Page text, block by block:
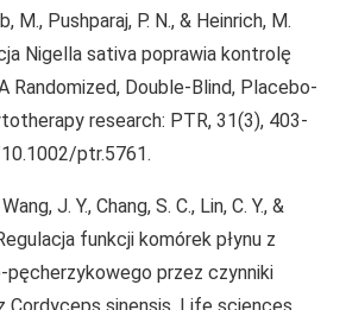
M., Pushparaj, P. N., & Heinrich, M.
Nigella sativa poprawia kontrolę
Randomized, Double-Blind, Placebo-
research: PTR, 31(3), 403-
ptr.5761.
J. Y., Chang, S. C., Lin, C. Y., &
funkcji komórek płynu z
pęcherzykowego przez czynniki